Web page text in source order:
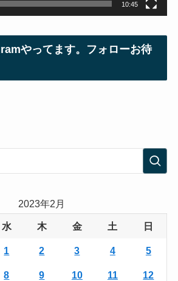
10:45
やってます。フォローお待
2023年2月
水 木 金 土 日
1 2 3 4 5
8 9 10 11 12